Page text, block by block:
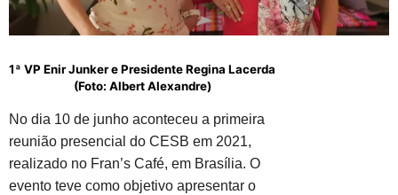
1ª VP Enir Junker e Presidente Regina Lacerda
(Foto: Albert Alexandre)
No dia 10 de junho aconteceu a primeira
reunião presencial do CESB em 2021,
realizado no Fran’s Café, em Brasília. O
evento teve como objetivo apresentar o